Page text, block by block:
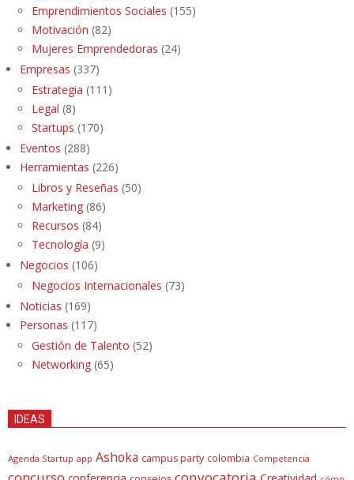
Emprendimientos Sociales (155)
Motivación (82)
Mujeres Emprendedoras (24)
Empresas (337)
Estrategia (111)
Legal (8)
Startups (170)
Eventos (288)
Herramientas (226)
Libros y Reseñas (50)
Marketing (86)
Recursos (84)
Tecnología (9)
Negocios (106)
Negocios Internacionales (73)
Noticias (169)
Personas (117)
Gestión de Talento (52)
Networking (65)
IDEAS
Agenda Startup app Ashoka campus party colombia Competencia